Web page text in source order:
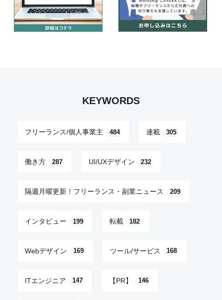
KEYWORDS
フリーランス/個人事業主 484 連載 305
働き方 287 UI/UXデザイン 232
隔週月曜更新！フリーランス・副業ニュース 209
インタビュー 199 転載 182
Webデザイン 169 ツール/サービス 168
ITエンジニア 147 【PR】 146